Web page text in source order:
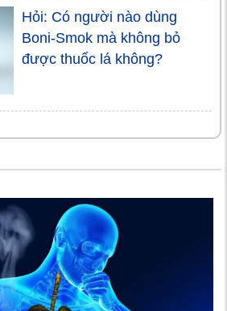
Hỏi: Có người nào dùng
Boni-Smok mà không bỏ
được thuốc lá không?